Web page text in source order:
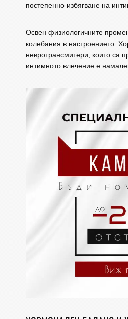
постепенно избягване на
Освен физиологичните
колебания в настроението.
невротрансмитери, които са
интимното влечение е